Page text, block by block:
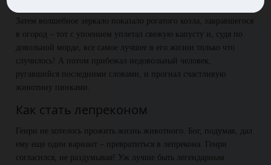
Затем волшебное зеркало показало рогатого козла, завравшегося
в огород – тот с упоением уплетал свежую капусту и, судя по
довольной морде, все самое лучшее в его жизни только что
случилось! А потом прибежал недовольный человек,
ругавшийся последними словами, и прогнал счастливую
животину пинками.
Как стать лепреконом
Генри не хотелось прожить жизнь животного. Бог, подумав, дал
ему еще один вариант – превратиться в лепрекона. Генри
согласился, не раздумывая! Уж лучше быть легендарным